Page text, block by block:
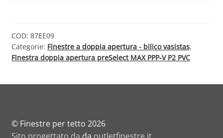
COD: 87EE09
Categorie: Finestre a doppia apertura - bilico vasistas,
Finestra doppia apertura preSelect MAX PPP-V P2 PVC
© Finestre per tetto 2026